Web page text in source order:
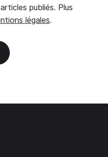
publiés. Plus
légales.